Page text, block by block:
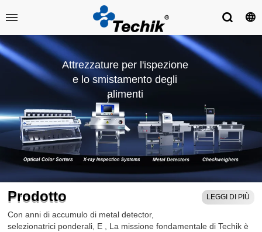
Attrezzature per l'ispezione
e lo smistamento degli
alimenti
Prodotto LEGGI DI PIÙ
Con anni di accumulo di metal detector,
selezionatrici ponderali, E , La missione fondamentale di Techik è